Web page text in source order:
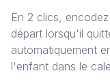
En 2 clics,
départ lorsqu'il
automatiquement
l'enfant dans le